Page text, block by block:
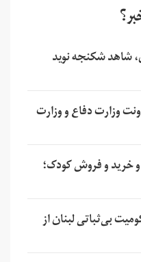
شاهد شکنجه نوید
وزارت دفاع و وزارت
خرید و فروش کودک؛
بی‌ثباتی لبنان از